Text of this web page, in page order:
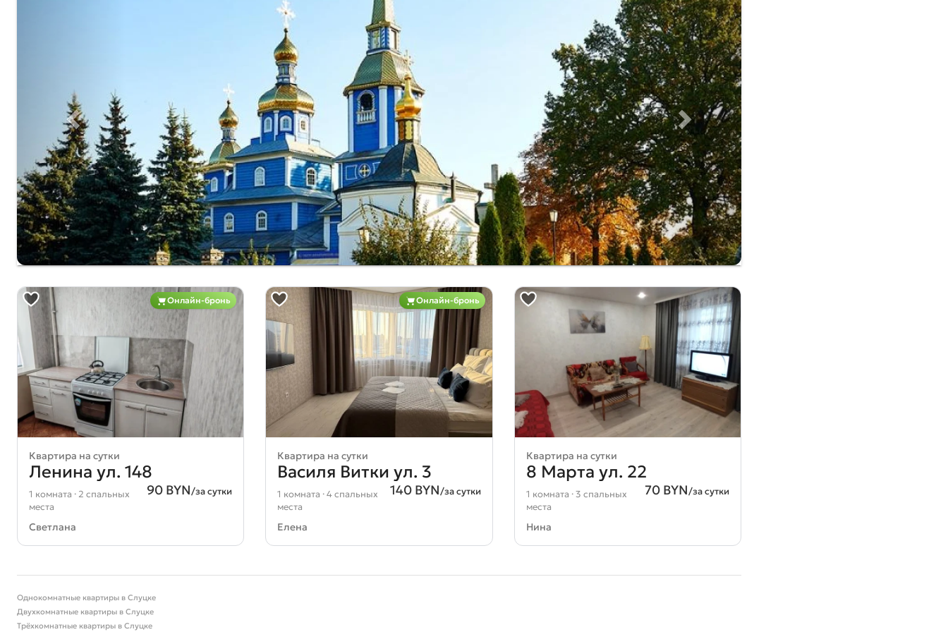
Онлайн-бронь
Квартира на сутки
Ленина ул. 148
90 BYN/за сутки
1 комната · 2 спальных
места
Светлана
Онлайн-бронь
Квартира на сутки
Василя Витки ул. 3
140 BYN/за сутки
1 комната · 4 спальных
места
Елена
Квартира на сутки
8 Марта ул. 22
70 BYN/за сутки
1 комната · 3 спальных
места
Нина
Однокомнатные квартиры в Слуцке
Двухкомнатные квартиры в Слуцке
Трёхкомнатные квартиры в Слуцке
Загрузка карты...